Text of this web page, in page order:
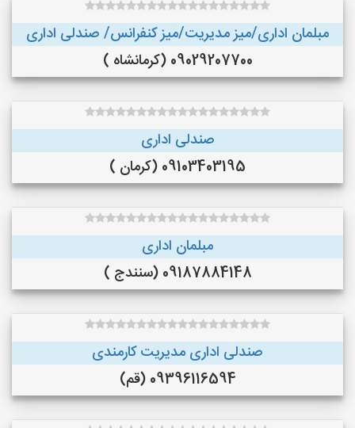
مبلمان اداری/میز مدیریت/میز کنفرانس/ صندلی اداری
09029207700 (کرمانشاه )
صندلی اداری
09103403195 (کرمان )
مبلمان اداری
09187884148 (سنندج )
صندلی اداری مدیریت کارمندی
09396116594 (قم)